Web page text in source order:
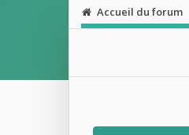
Accueil du forum